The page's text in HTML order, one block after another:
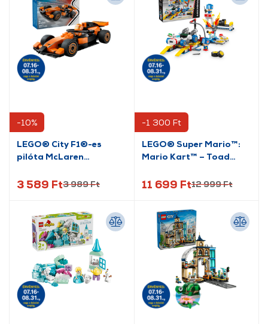
-10%
LEGO® City F1®-es
pilóta McLaren
3 589 Ft3 989 Ft
-1 300 Ft
LEGO® Super Mario™:
Mario Kart™ – Toad
11 699 Ft12 999 Ft